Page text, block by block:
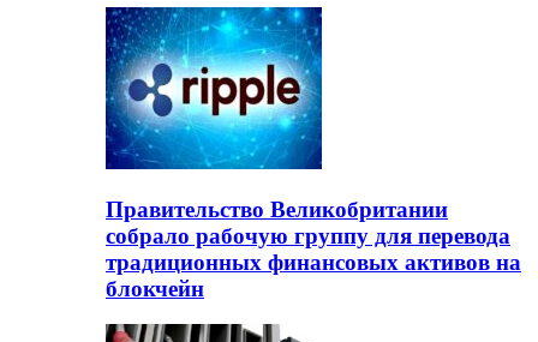
Правительство Великобритании
собрало рабочую группу для перевода
традиционных финансовых активов на
блокчейн